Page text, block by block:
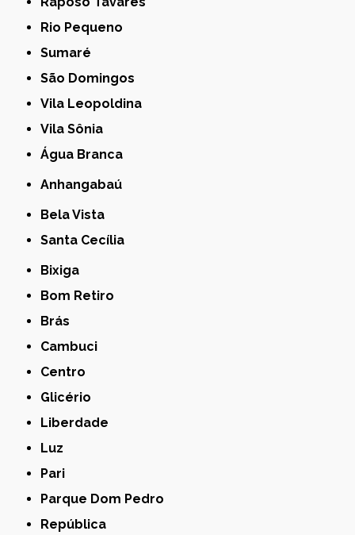
Rio Pequeno
Sumaré
São Domingos
Vila Leopoldina
Vila Sônia
Água Branca
Anhangabaú
Bela Vista
Santa Cecília
Bixiga
Bom Retiro
Brás
Cambuci
Centro
Glicério
Liberdade
Luz
Pari
Parque Dom Pedro
República